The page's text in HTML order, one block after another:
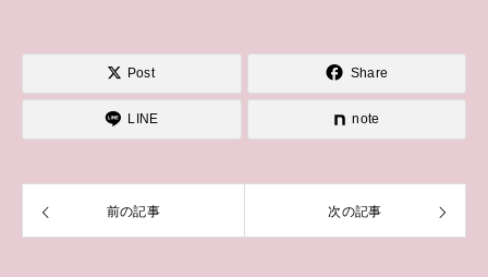
Post Share
LINE note
前の記事 次の記事